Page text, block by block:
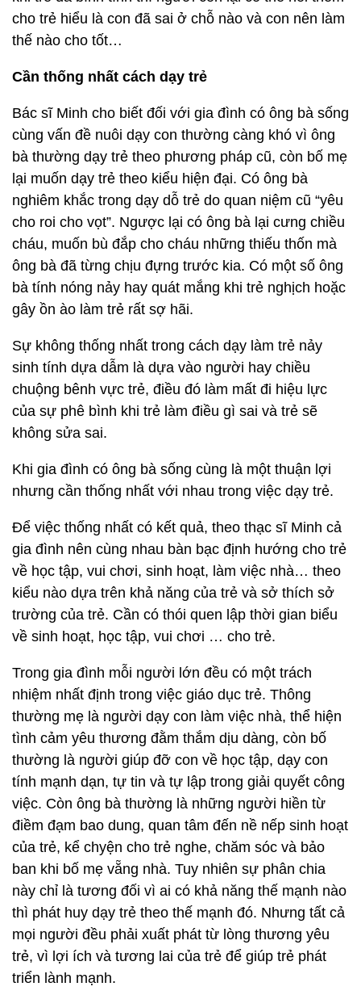
cho trẻ hiểu là con đã sai ở chỗ nào và con nên làm
thế nào cho tốt…
Cần thống nhất cách dạy trẻ
Bác sĩ Minh cho biết đối với gia đình có ông bà sống
cùng vấn đề nuôi dạy con thường càng khó vì ông
bà thường dạy trẻ theo phương pháp cũ, còn bố mẹ
lại muốn dạy trẻ theo kiểu hiện đại. Có ông bà
nghiêm khắc trong dạy dỗ trẻ do quan niệm cũ “yêu
cho roi cho vọt”. Ngược lại có ông bà lại cưng chiều
cháu, muốn bù đắp cho cháu những thiếu thốn mà
ông bà đã từng chịu đựng trước kia. Có một số ông
bà tính nóng nảy hay quát mắng khi trẻ nghịch hoặc
gây ồn ào làm trẻ rất sợ hãi.
Sự không thống nhất trong cách dạy làm trẻ nảy
sinh tính dựa dẫm là dựa vào người hay chiều
chuộng bênh vực trẻ, điều đó làm mất đi hiệu lực
của sự phê bình khi trẻ làm điều gì sai và trẻ sẽ
không sửa sai.
Khi gia đình có ông bà sống cùng là một thuận lợi
nhưng cần thống nhất với nhau trong việc dạy trẻ.
Để việc thống nhất có kết quả, theo thạc sĩ Minh cả
gia đình nên cùng nhau bàn bạc định hướng cho trẻ
về học tập, vui chơi, sinh hoạt, làm việc nhà… theo
kiểu nào dựa trên khả năng của trẻ và sở thích sở
trường của trẻ. Cần có thói quen lập thời gian biểu
về sinh hoạt, học tập, vui chơi … cho trẻ.
Trong gia đình mỗi người lớn đều có một trách
nhiệm nhất định trong việc giáo dục trẻ. Thông
thường mẹ là người dạy con làm việc nhà, thể hiện
tình cảm yêu thương đằm thắm dịu dàng, còn bố
thường là người giúp đỡ con về học tập, dạy con
tính mạnh dạn, tự tin và tự lập trong giải quyết công
việc. Còn ông bà thường là những người hiền từ
điềm đạm bao dung, quan tâm đến nề nếp sinh hoạt
của trẻ, kể chyện cho trẻ nghe, chăm sóc và bảo
ban khi bố mẹ vẵng nhà. Tuy nhiên sự phân chia
này chỉ là tương đối vì ai có khả năng thế mạnh nào
thì phát huy dạy trẻ theo thế mạnh đó. Nhưng tất cả
mọi người đều phải xuất phát từ lòng thương yêu
trẻ, vì lợi ích và tương lai của trẻ để giúp trẻ phát
triển lành mạnh.